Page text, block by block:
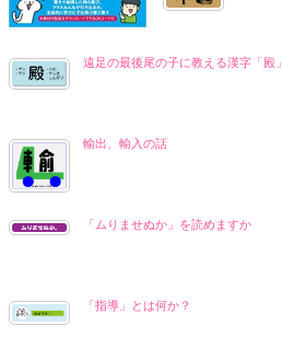
遠足の最後尾の子に教える漢字「殿」
輸出、輸入の話
「ムりませぬか」を読めますか
「指導」とは何か？